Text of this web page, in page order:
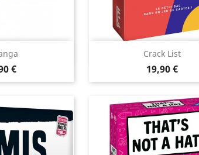
€
rapide Crack List
Prix
19,90 €
Aperçu rapide